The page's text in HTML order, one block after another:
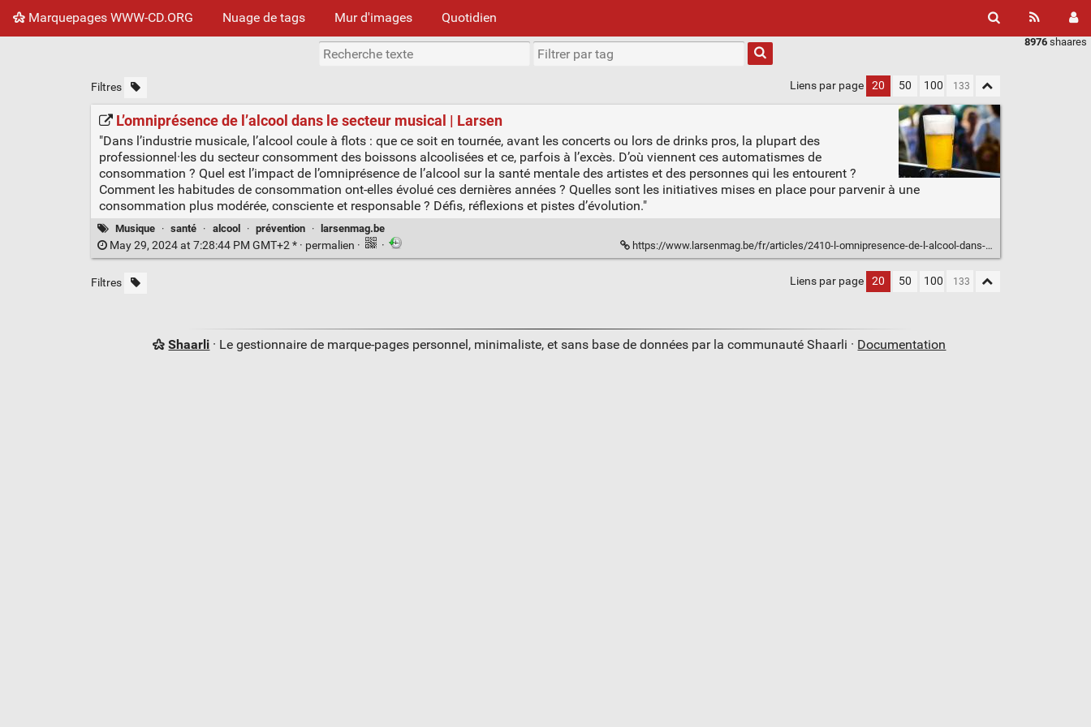
Marquepages WWW-CD.ORG Nuage de tags Mur d'images Quotidien
8976 shaares
Filtres Liens par page 20 50 100
L’omniprésence de l’alcool dans le secteur musical | Larsen
"Dans l’industrie musicale, l’alcool coule à flots : que ce soit en tournée, avant les concerts ou lors de drinks pros, la plupart des
professionnel·les du secteur consomment des boissons alcoolisées et ce, parfois à l’excès. D’où viennent ces automatismes de
consommation ? Quel est l’impact de l’omniprésence de l’alcool sur la santé mentale des artistes et des personnes qui les entourent ?
Comment les habitudes de consommation ont-elles évolué ces dernières années ? Quelles sont les initiatives mises en place pour parvenir à une
consommation plus modérée, consciente et responsable ? Défis, réflexions et pistes d’évolution."
Musique · santé · alcool · prévention · larsenmag.be
May 29, 2024 at 7:28:44 PM GMT+2 * · permalien · · https://www.larsenmag.be/fr/articles/2410-l-omnipresence-de-l-alcool-dans-le-secteur-musical
Filtres Liens par page 20 50 100
Shaarli · Le gestionnaire de marque-pages personnel, minimaliste, et sans base de données par la communauté Shaarli · Documentation